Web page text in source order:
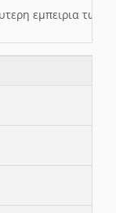
εμπειρια